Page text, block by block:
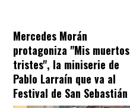
Mercedes Morán
protagoniza "Mis muertos
tristes", la miniserie de
Pablo Larraín que va al
Festival de San Sebastián